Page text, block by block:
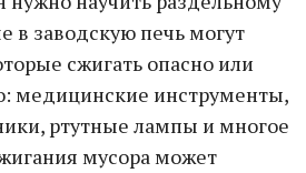
в заводскую печь могут
сжигать опасно или
медицинские инструменты,
ртутные лампы и многое
мусора может